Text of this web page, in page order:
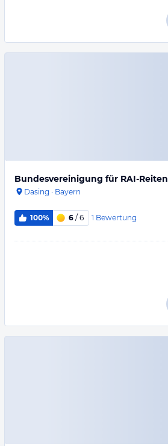
Bundesvereinigung für RAI-Reiten
Dasing · Bayern
100% 6 / 6 1 Bewertung